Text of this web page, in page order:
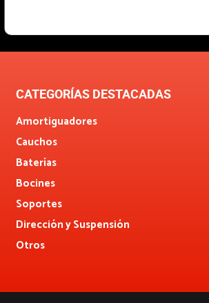
CATEGORÍAS DESTACADAS
Amortiguadores
Cauchos
Baterías
Bocines
Soportes
Dirección y Suspensión
Otros